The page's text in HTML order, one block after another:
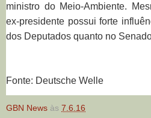
ministro do Meio-Ambiente.
ex-presidente possui forte
dos Deputados quanto no
Fonte: Deutsche Welle
GBN News às 7.6.16